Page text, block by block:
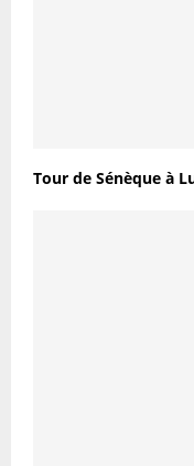
Tour de Sénèque à